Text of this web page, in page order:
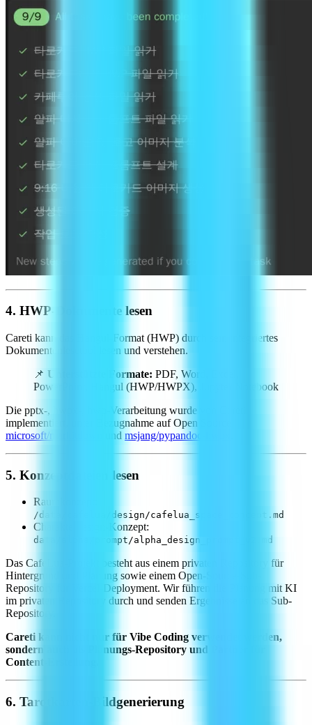
4. HWP-Dokumente lesen
Careti kann das Hangul-Format (HWP) durch sein integriertes
Dokumentenlesetool lesen und verstehen.
📌 Unterstützte Formate: PDF, Word, Excel,
PowerPoint, Hangul (HWP/HWPX), Jupyter Notebook
Die pptx-, hwpx-, hwp-Verarbeitung wurde von Careti
implementiert, unter Bezugnahme auf Open Source
microsoft/markitdown
und msjang/pypandoc-hwpx
5. Konzeptdateien lesen
Raumkonzept:
/data/cafelua/design/cafelua_space_concept.md
Charakterdesign-Konzept:
data/alpha/prompt/alpha_design_prompt_v2.md
Das CafeLua-Projekt besteht aus einem privaten Repository für
Hintergrund und Planung sowie einem Open-Source-Sub-
Repository für Vercel-Deployment. Wir führen die Planung mit KI
im privaten Repository durch und senden Ergebnisse an das Sub-
Repository.
Careti kann nicht nur für Vibe Coding verwendet werden,
sondern auch als Planungs-Repository und Partner für
Content-Erstellung.
6. Tarotkarten-Bildgenerierung